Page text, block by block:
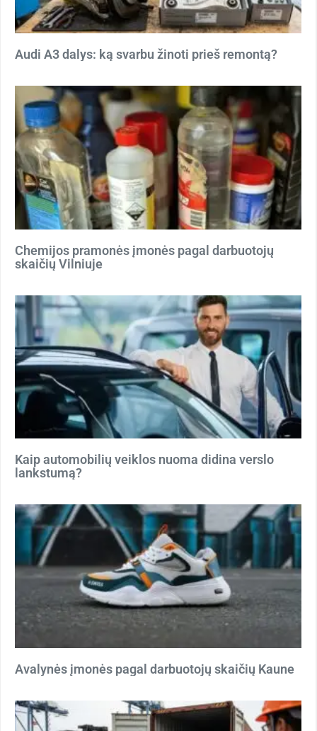
Audi A3 dalys: ką svarbu žinoti prieš remontą?
Chemijos pramonės įmonės pagal darbuotojų
skaičių Vilniuje
Kaip automobilių veiklos nuoma didina verslo
lankstumą?
Avalynės įmonės pagal darbuotojų skaičių Kaune